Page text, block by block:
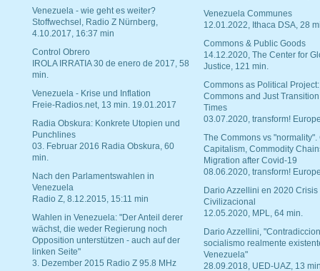
Venezuela - wie geht es weiter?
Stoffwechsel, Radio Z Nürnberg,
4.10.2017, 16:37 min
Control Obrero
IROLA IRRATIA 30 de enero de 2017, 58
min.
Venezuela - Krise und Inflation
Freie-Radios.net, 13 min. 19.01.2017
Radia Obskura: Konkrete Utopien und
Punchlines
03. Februar 2016 Radia Obskura, 60
min.
Nach den Parlamentswahlen in
Venezuela
Radio Z, 8.12.2015, 15:11 min
Wahlen in Venezuela: "Der Anteil derer
wächst, die weder Regierung noch
Opposition unterstützen - auch auf der
linken Seite"
3. Dezember 2015 Radio Z 95.8 MHz
Venezuela Communes
12.01.2022, Ithaca DSA, 28
Commons & Public Goods
14.12.2020, The Center for
Justice, 121 min.
Commons as Political Project:
Commons and Just
Times
03.07.2020, transform!
The Commons vs "normality".
Capitalism, Commodity
Migration after Covid-19
08.06.2020, transform!
Dario Azzellini en 2020 Crisis
Civilizacional
12.05.2020, MPL, 64 min.
Dario Azzellini,
socialismo realmente
Venezuela"
28.09.2018, UED-UAZ, 13